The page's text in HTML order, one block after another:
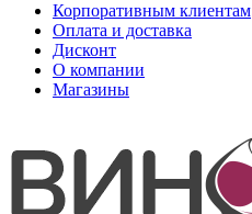
Корпоративным клиентам
Оплата и доставка
Дисконт
О компании
Магазины